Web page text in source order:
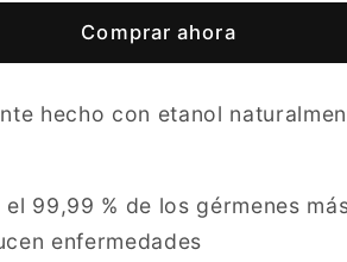
Advanced
8
Litro
Comprar ahora
hecho con etanol
el 99,99 % de los gérmenes
enfermedades